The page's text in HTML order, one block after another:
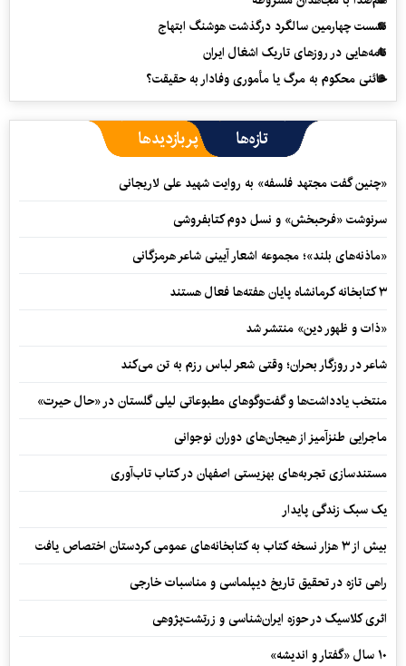
نشست چهارمین سالگرد درگذشت هوشنگ ابتهاج
نامه‌هایی در روزهای تاریک اشغال ایران
خائنی محکوم به مرگ یا مأموری وفادار به حقیقت؟
تازه‌ها پربازدیدها
«چنین گفت مجتهد فلسفه» به روایت شهید علی لاریجانی
سرنوشت «فرحبخش» و نسل دوم کتابفروشی
«ماذنه‌های بلند»؛ مجموعه اشعار آیینی شاعر هرمزگانی
۳ کتابخانه کرمانشاه پایان هفته‌ها فعال هستند
«ذات و ظهور دین» منتشر شد
شاعر در روزگار بحران؛ وقتی شعر لباس رزم به تن می‌کند
منتخب یادداشت‌ها و گفت‌وگوهای مطبوعاتی لیلی گلستان در «حال حیرت»
ماجرایی طنزآمیز از هیجان‌های دوران نوجوانی
مستندسازی تجربه‌های بهزیستی اصفهان در کتاب تاب‌آوری
یک سبک زندگی پایدار
بیش از ۳ هزار نسخه کتاب به کتابخانه‌های عمومی کردستان اختصاص یافت
راهی تازه در تحقیق تاریخ دیپلماسی و مناسبات خارجی
اثری کلاسیک در حوزه ایران‌شناسی و زرتشت‌پژوهی
۱۰ سال «گفتار و اندیشه»